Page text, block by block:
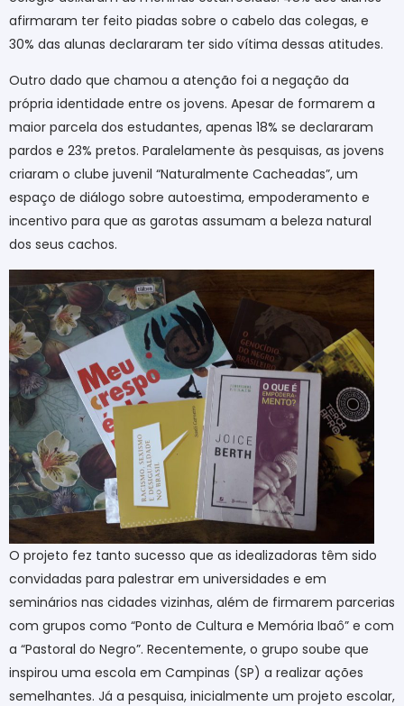
afirmaram ter feito piadas sobre o cabelo das colegas, e
30% das alunas declararam ter sido vítima dessas atitudes.
Outro dado que chamou a atenção foi a negação da
própria identidade entre os jovens. Apesar de formarem a
maior parcela dos estudantes, apenas 18% se declararam
pardos e 23% pretos. Paralelamente às pesquisas, as jovens
criaram o clube juvenil “Naturalmente Cacheadas”, um
espaço de diálogo sobre autoestima, empoderamento e
incentivo para que as garotas assumam a beleza natural
dos seus cachos.
O projeto fez tanto sucesso que as idealizadoras têm sido
convidadas para palestrar em universidades e em
seminários nas cidades vizinhas, além de firmarem parcerias
com grupos como “Ponto de Cultura e Memória Ibaô” e com
a “Pastoral do Negro”. Recentemente, o grupo soube que
inspirou uma escola em Campinas (SP) a realizar ações
semelhantes. Já a pesquisa, inicialmente um projeto escolar,